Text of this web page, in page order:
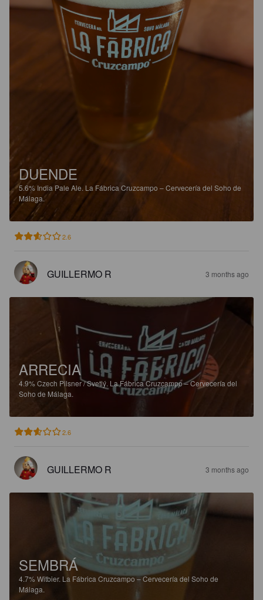
DUENDE
5.6% India Pale Ale. La Fábrica Cruzcampo – Cervecería del Soho de
Málaga.
2.6
GUILLERMO R 3 months ago
ARRECIA
4.9%Czech Pilsner / Svetlý. La Fábrica Cruzcampo – Cervecería del
Soho de Málaga.
2.6
GUILLERMO R 3 months ago
SEMBRÁ
4.7%Witbier. La Fábrica Cruzcampo – Cervecería del Soho de
Málaga.